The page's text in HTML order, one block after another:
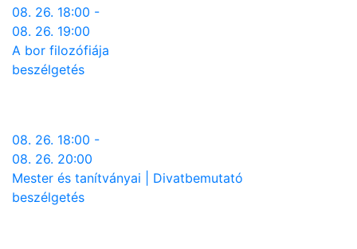
08. 26. 18:00 -
08. 26. 19:00
A bor filozófiája
beszélgetés
08. 26. 18:00 -
08. 26. 20:00
Mester és tanítványai | Divatbemutató
beszélgetés